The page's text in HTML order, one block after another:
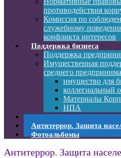
противодействия
Комиссия по
служебному
конфликта интересов
Поддержка бизнеса
Поддержка
Имущественная
среднего
имущество для
коллегиальный
Материалы
НПА
Памятки МЧС
Антитеррор. Защита
Фотоальбомы
Антитеррор. Защита